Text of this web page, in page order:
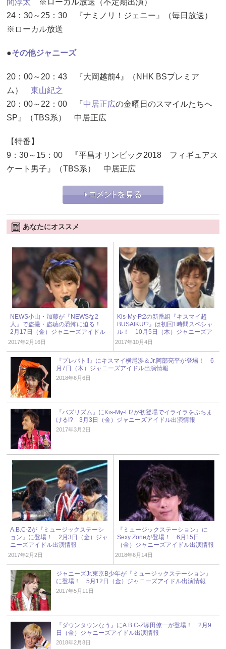
24：30～25：30 『ナミノリ！ジェニー』（毎日放送）
※ローカル放送
●その他ジャニーズ
20：00～20：43 『大岡越前4』（NHK BSプレミア
ム） 東山紀之
20：00～22：00 『中居正広の金曜日のスマイルたちへ
SP』（TBS系） 中居正広
【特番】
9：30～15：00 『平昌オリンピック2018 フィギュアス
ケート男子』（TBS系） 中居正広
あなたにオススメ
NEWS小山・加藤が『NEWSな2
人』で盗撮・盗聴の恐怖に迫る！
2月17日（金）ジャニーズアイドル
出演情報
2017年2月16日
Kis-My-Ft2の新番組『キスマイ超
BUSAIKU!?』は初回1時間スペシャ
ル！ 10月5日（木）ジャニーズア
イドル出演情報
2017年10月4日
『プレバト!!』にキスマイ横尾渉＆Jr.阿部亮平が登場！ 6
月7日（木）ジャニーズアイドル出演情報
2018年6月6日
『バズリズム』にKis-My-Ft2が初登場でイライラをぶちま
ける!? 3月3日（金）ジャニーズアイドル出演情報
2017年3月2日
A.B.C-Zが『ミュージックステーシ
ョン』に登場！ 2月3日（金）ジャ
ニーズアイドル出演情報
2017年2月2日
『ミュージックステーション』に
Sexy Zoneが登場！ 6月15日
（金）ジャニーズアイドル出演情報
2018年6月14日
ジャニーズJr.東京B少年が『ミュージックステーション』
に登場！ 5月12日（金）ジャニーズアイドル出演情報
2017年5月11日
『ダウンタウンなう』にA.B.C-Z塚田僚一が登場！ 2月9
日（金）ジャニーズアイドル出演情報
2018年2月8日